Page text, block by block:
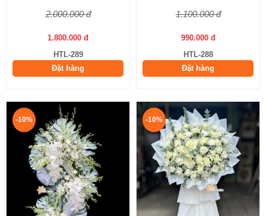
2.000.000 đ
1.800.000 đ
HTL-289
Đặt hàng
1.100.000 đ
990.000 đ
HTL-288
Đặt hàng
-10% -10%